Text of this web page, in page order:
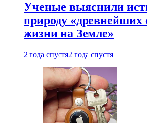
Ученые выяснили
природу «древнейших
жизни на Земле»
2 года спустя2 года спустя